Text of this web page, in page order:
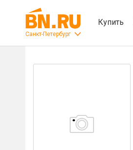
Санкт-Петербург
Купить